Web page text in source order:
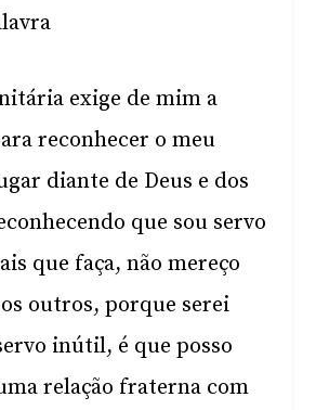
exige de mim a
reconhecer o meu
diante de Deus e dos
que sou servo
que faça, não mereço
outros, porque serei
inútil, é que posso
relação fraterna com